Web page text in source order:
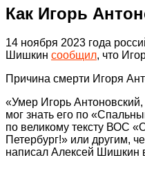
Как Игорь
14 ноября 2023 года
Шишкин сообщил, что
Причина смерти Игоря
«Умер Игорь Антоновский,
мог знать его по
по великому тексту ВОС
Петербург!» или другим,
написал Алексей Шишкин